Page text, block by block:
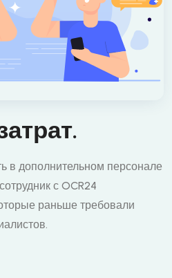
в дополнительном персонале
с OCR24
раньше требовали